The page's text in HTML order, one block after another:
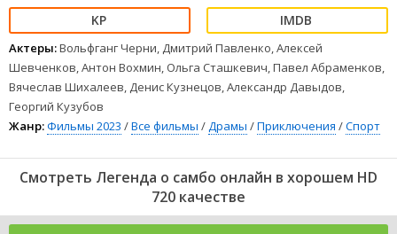
Актеры:Вольфганг Черни, Дмитрий Павленко, Алексей
Шевченков, Антон Вохмин, Ольга Сташкевич, Павел Абраменков,
Вячеслав Шихалеев, Денис Кузнецов, Александр Давыдов,
Георгий Кузубов
Жанр:Фильмы 2023 /Все фильмы /Драмы /Приключения /Спорт
Смотреть Легенда о самбо онлайн в хорошем HD
720 качестве